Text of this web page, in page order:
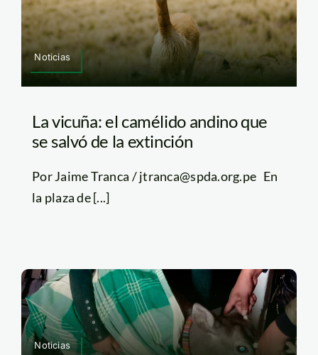
Noticias
La vicuña: el camélido andino que
se salvó de la extinción
Por Jaime Tranca / jtranca@spda.org.pe En
la plaza de [...]
Noticias